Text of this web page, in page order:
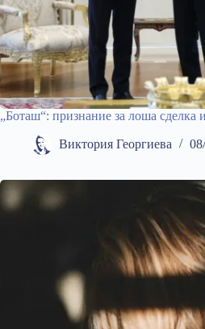
„Боташ“: признание за лоша сделка
Виктория Георгиева